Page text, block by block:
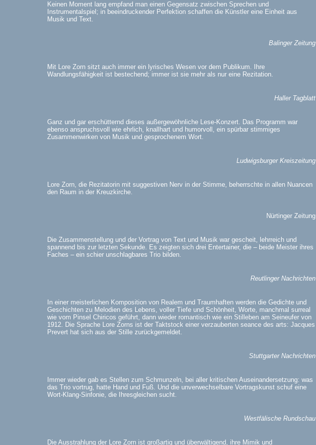
Keinen Moment lang empfand man einen Gegensatz zwischen Sprechen und
Instrumentalspiel; in beeindruckender Perfektion schaffen die Künstler eine Einheit aus
Musik und Text.
Balinger Zeitung
Mit Lore Zorn sitzt auch immer ein lyrisches Wesen vor dem Publikum. Ihre
Wandlungsfähigkeit ist bestechend; immer ist sie mehr als nur eine Rezitation.
Haller Tagblatt
Ganz und gar erschütternd dieses außergewöhnliche Lese-Konzert. Das Programm war
ebenso anspruchsvoll wie ehrlich, knallhart und humorvoll, ein spürbar stimmiges
Zusammenwirken von Musik und gesprochenem Wort.
Ludwigsburger Kreiszeitung
Lore Zorn, die Rezitatorin mit suggestiven Nerv in der Stimme, beherrschte in allen Nuancen
den Raum in der Kreuzkirche.
Nürtinger Zeitung
Die Zusammenstellung und der Vortrag von Text und Musik war gescheit, lehrreich und
spannend bis zur letzten Sekunde. Es zeigten sich drei Entertainer, die – beide Meister ihres
Faches – ein schier unschlagbares Trio bilden.
Reutlinger Nachrichten
In einer meisterlichen Komposition von Realem und Traumhaften werden die Gedichte und
Geschichten zu Melodien des Lebens, voller Tiefe und Schönheit, Worte, manchmal surreal
wie vom Pinsel Chiricos geführt, dann wieder romantisch wie ein Stilleben am Seineufer von
1912. Die Sprache Lore Zorns ist der Taktstock einer verzauberten seance des arts: Jacques
Prevert hat sich aus der Stille zurückgemeldet.
Stuttgarter Nachrichten
Immer wieder gab es Stellen zum Schmunzeln, bei aller kritischen Auseinandersetzung: was
das Trio vortrug, hatte Hand und Fuß. Und die unverwechselbare Vortragskunst schuf eine
Wort-Klang-Sinfonie, die Ihresgleichen sucht.
Westfälische Rundschau
Die Ausstrahlung der Lore Zorn ist großartig und überwältigend, ihre Mimik und